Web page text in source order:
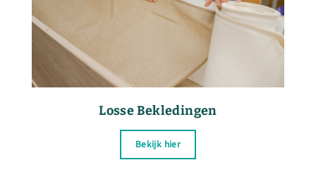
Losse Bekledingen
Bekijk hier